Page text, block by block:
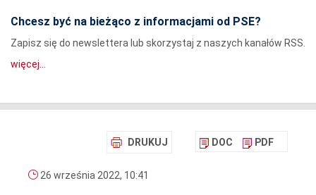
Chcesz być na bieżąco z informacjami od PSE?
Zapisz się do newslettera lub skorzystaj z naszych kanałów RSS.
więcej...
DRUKUJ DOC PDF
26 września 2022, 10:41